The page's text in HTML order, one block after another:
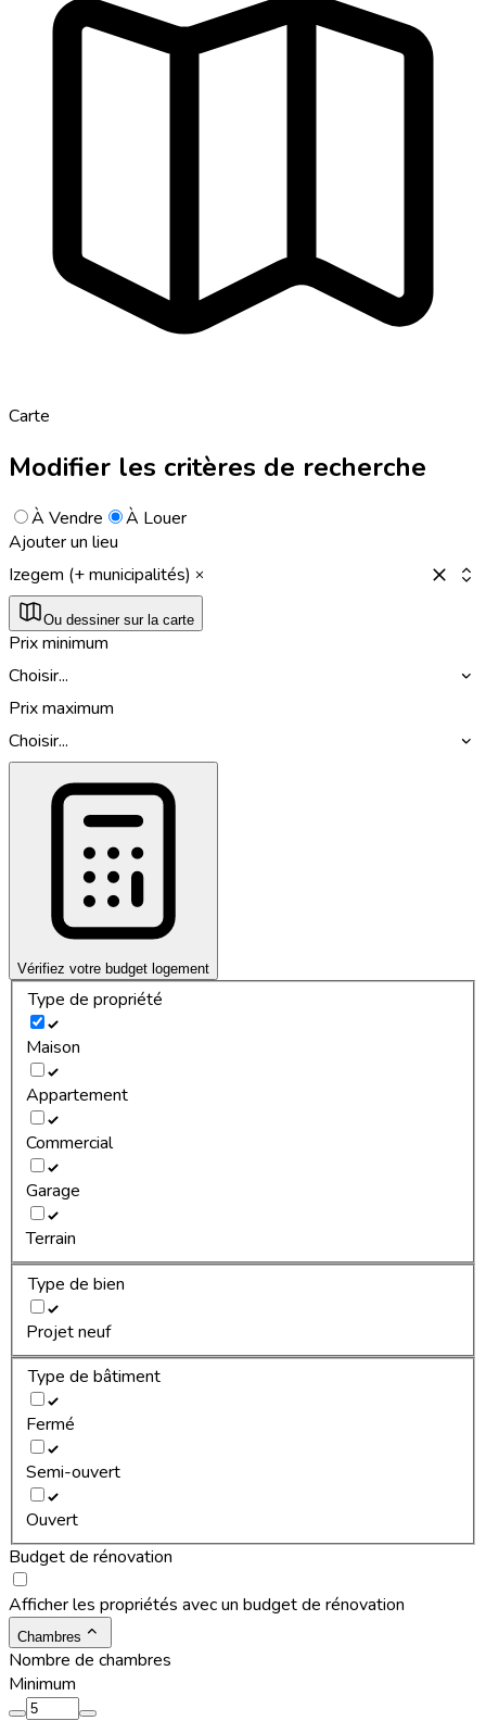
Carte
Modifier les critères de recherche
À Vendre
À Louer
Ajouter un lieu
Izegem (+ municipalités)
Ou dessiner sur la carte
Prix minimum
Choisir...
Prix maximum
Choisir...
Vérifiez votre budget logement
Type de propriété
Maison
Appartement
Commercial
Garage
Terrain
Type de bien
Projet neuf
Type de bâtiment
Fermé
Semi-ouvert
Ouvert
Budget de rénovation
Afficher les propriétés avec un budget de rénovation
Chambres
Nombre de chambres
Minimum